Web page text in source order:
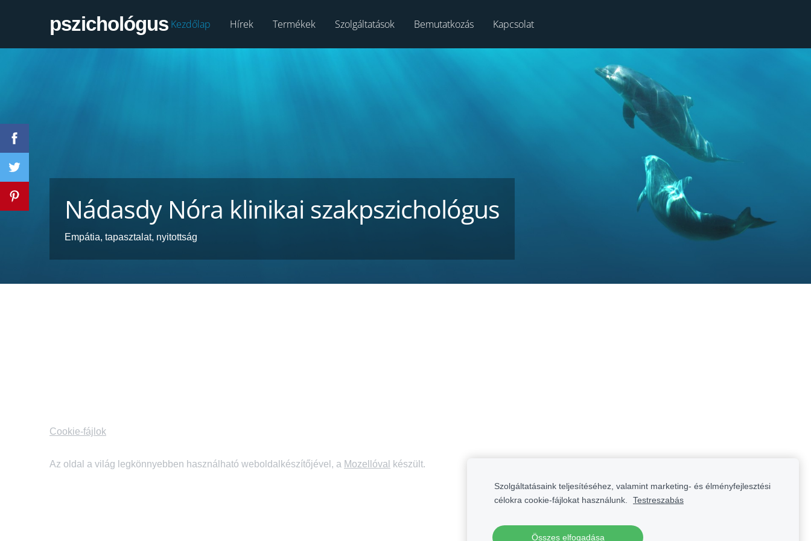
pszichológus Kezdőlap Hírek Termékek Szolgáltatások Bemutatkozás Kapcsolat
Nádasdy Nóra klinikai szakpszichológus
Empátia, tapasztalat, nyitottság
Cookie-fájlok
Az oldal a világ legkönnyebben használható weboldalkészítőjével, a Mozellóval készült.
Szolgáltatásaink teljesítéséhez, valamint marketing- és élményfejlesztési
célokra cookie-fájlokat használunk.
Testreszabás
Összes elfogadása